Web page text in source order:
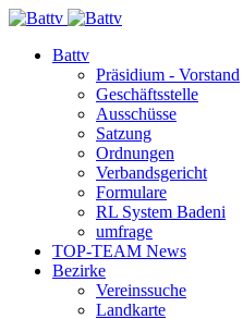
Battv
Präsidium - Vorstand
Geschäftsstelle
Ausschüsse
Satzung
Ordnungen
Verbandsgericht
Formulare
RL System Badeni
umfrage
TOP-TEAM News
Bezirke
Vereinssuche
Landkarte